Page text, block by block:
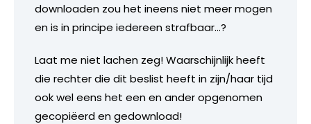
downloaden zou het ineens niet meer mogen
en is in principe iedereen strafbaar…?
Laat me niet lachen zeg! Waarschijnlijk heeft
die rechter die dit beslist heeft in zijn/haar tijd
ook wel eens het een en ander opgenomen
gecopiëerd en gedownload!